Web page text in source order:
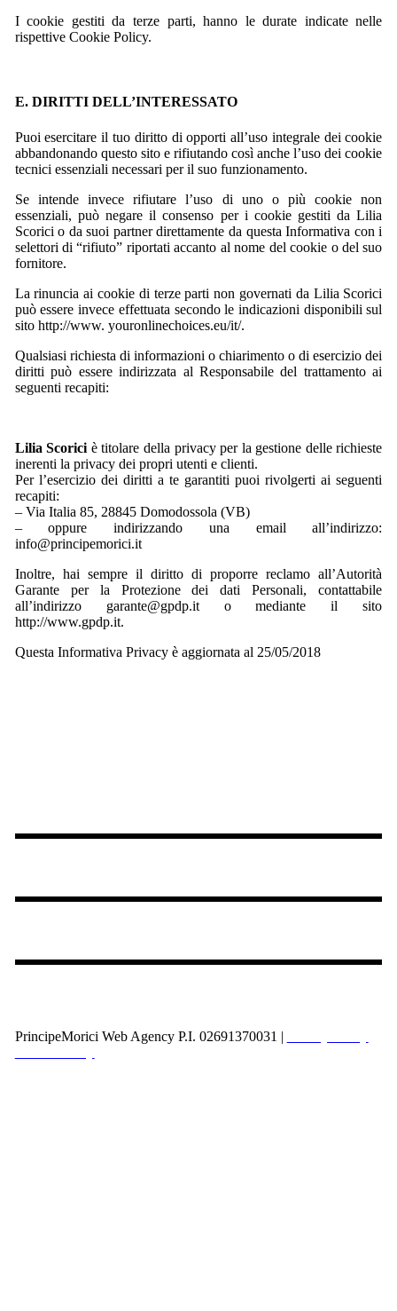
I cookie gestiti da terze parti, hanno le durate indicate nelle
rispettive Cookie Policy.
E. DIRITTI DELL’INTERESSATO
Puoi esercitare il tuo diritto di opporti all’uso integrale dei cookie
abbandonando questo sito e rifiutando così anche l’uso dei cookie
tecnici essenziali necessari per il suo funzionamento.
Se intende invece rifiutare l’uso di uno o più cookie non
essenziali, può negare il consenso per i cookie gestiti da Lilia
Scorici o da suoi partner direttamente da questa Informativa con i
selettori di “rifiuto” riportati accanto al nome del cookie o del suo
fornitore.
La rinuncia ai cookie di terze parti non governati da Lilia Scorici
può essere invece effettuata secondo le indicazioni disponibili sul
sito http://www. youronlinechoices.eu/it/.
Qualsiasi richiesta di informazioni o chiarimento o di esercizio dei
diritti può essere indirizzata al Responsabile del trattamento ai
seguenti recapiti:
Lilia Scorici è titolare della privacy per la gestione delle richieste
inerenti la privacy dei propri utenti e clienti.
Per l’esercizio dei diritti a te garantiti puoi rivolgerti ai seguenti
recapiti:
– Via Italia 85, 28845 Domodossola (VB)
– oppure indirizzando una email all’indirizzo:
info@principemorici.it
Inoltre, hai sempre il diritto di proporre reclamo all’Autorità
Garante per la Protezione dei dati Personali, contattabile
all’indirizzo garante@gpdp.it o mediante il sito
http://www.gpdp.it.
Questa Informativa Privacy è aggiornata al 25/05/2018
PrincipeMorici Web Agency P.I. 02691370031 |